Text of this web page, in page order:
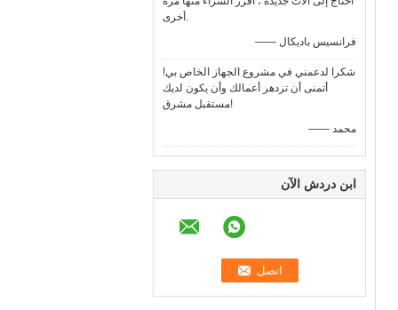
أخرى.
—— فرانسيس باديكال
شكرا لدعمني في مشروع الجهاز الخاص بي!
أتمنى أن تزدهر أعمالك وأن يكون لديك
مستقبل مشرق!
—— محمد
ابن دردش الآن